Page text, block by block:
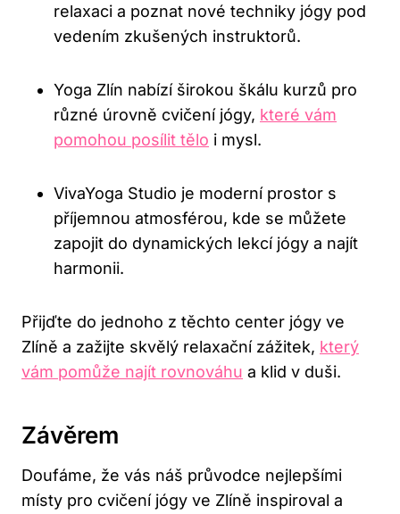
relaxaci a​ poznat nové techniky jógy pod
vedením zkušených instruktorů.
Yoga ​Zlín ‍nabízí širokou škálu ‌kurzů⁣ pro‍
různé ‌úrovně cvičení jógy, které vám
pomohou ‍posílit tělo i mysl.
VivaYoga Studio je moderní prostor ‍s⁢
příjemnou atmosférou, kde se můžete
zapojit do dynamických lekcí ‍jógy a‌ najít
harmonii.
Přijďte do jednoho z těchto center jógy ve
‍Zlíně a zažijte skvělý relaxační zážitek, ⁤ který
vám pomůže najít rovnováhu a klid v duši.
Závěrem
Doufáme, že vás náš průvodce nejlepšími
místy pro cvičení jógy ve Zlíně‌ inspiroval a